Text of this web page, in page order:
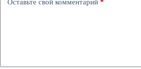
Оставьте свой комментарий *